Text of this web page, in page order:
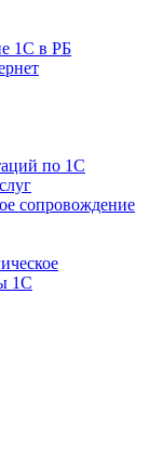
1С в РБ
по 1С
сопровождение
1С